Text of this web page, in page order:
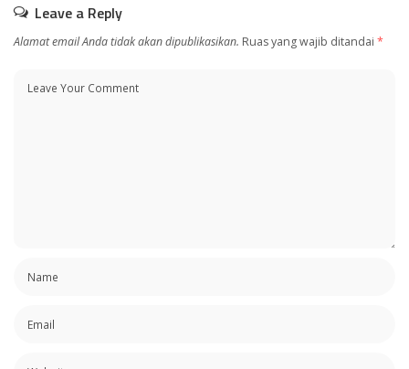
Leave a Reply
Alamat email Anda tidak akan dipublikasikan. Ruas yang wajib ditandai *